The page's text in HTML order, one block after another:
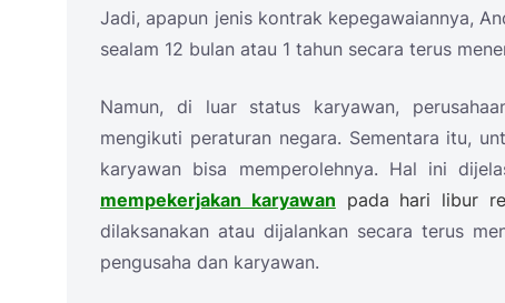
Jadi, apapun jenis kontrak kepegawaiannya,
sealam 12 bulan atau 1 tahun secara terus
Namun, di luar status karyawan,
mengikuti peraturan negara. Sementara itu,
karyawan bisa memperolehnya. Hal ini
mempekerjakan karyawan pada hari libur
dilaksanakan atau dijalankan secara terus
pengusaha dan karyawan.